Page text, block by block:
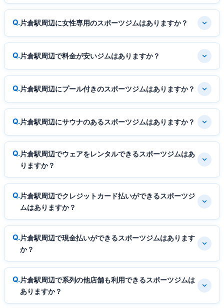
片倉駅周辺に女性専用のスポーツジムはありますか？
片倉駅周辺で料金が安いジムはありますか？
片倉駅周辺にプール付きのスポーツジムはありますか？
片倉駅周辺にサウナのあるスポーツジムはありますか？
片倉駅周辺でウェアをレンタルできるスポーツジムはあ
りますか？
片倉駅周辺でクレジットカード払いができるスポーツジ
ムはありますか？
片倉駅周辺で現金払いができるスポーツジムはあります
か？
片倉駅周辺で系列の他店舗も利用できるスポーツジムは
ありますか？